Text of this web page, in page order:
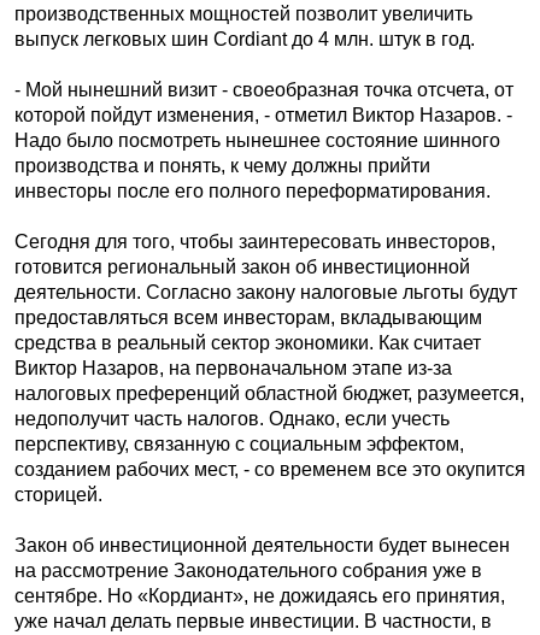
производственных мощностей позволит увеличить
выпуск легковых шин Cordiant до 4 млн. штук в год.
- Мой нынешний визит - своеобразная точка отсчета, от
которой пойдут изменения, - отметил Виктор Назаров. -
Надо было посмотреть нынешнее состояние шинного
производства и понять, к чему должны прийти
инвесторы после его полного переформатирования.
Сегодня для того, чтобы заинтересовать инвесторов,
готовится региональный закон об инвестиционной
деятельности. Согласно закону налоговые льготы будут
предоставляться всем инвесторам, вкладывающим
средства в реальный сектор экономики. Как считает
Виктор Назаров, на первоначальном этапе из-за
налоговых преференций областной бюджет, разумеется,
недополучит часть налогов. Однако, если учесть
перспективу, связанную с социальным эффектом,
созданием рабочих мест, - со временем все это окупится
сторицей.
Закон об инвестиционной деятельности будет вынесен
на рассмотрение Законодательного собрания уже в
сентябре. Но «Кордиант», не дожидаясь его принятия,
уже начал делать первые инвестиции. В частности, в